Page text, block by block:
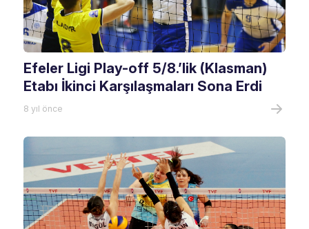
Efeler Ligi Play-off 5/8.’lik (Klasman)
Etabı İkinci Karşılaşmaları Sona Erdi
8 yıl önce